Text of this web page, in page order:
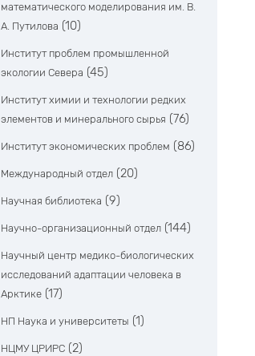
математического моделирования им. В.
А. Путилова (10)
Институт проблем промышленной
экологии Севера (45)
Институт химии и технологии редких
элементов и минерального сырья (76)
Институт экономических проблем (86)
Международный отдел (20)
Научная библиотека (9)
Научно-организационный отдел (144)
Научный центр медико-биологических
исследований адаптации человека в
Арктике (17)
НП Наука и университеты (1)
НЦМУ ЦРИРС (2)